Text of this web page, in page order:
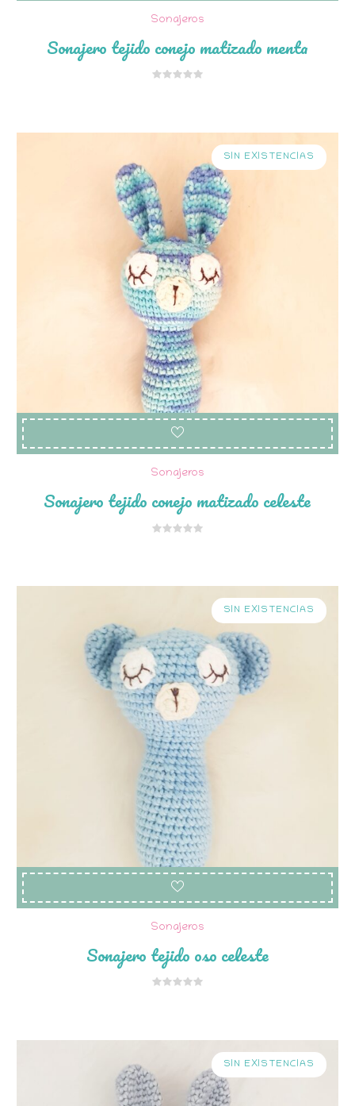
Sonajeros
Sonajero tejido conejo matizado menta
SIN EXISTENCIAS
Sonajeros
Sonajero tejido conejo matizado celeste
SIN EXISTENCIAS
Sonajeros
Sonajero tejido oso celeste
SIN EXISTENCIAS